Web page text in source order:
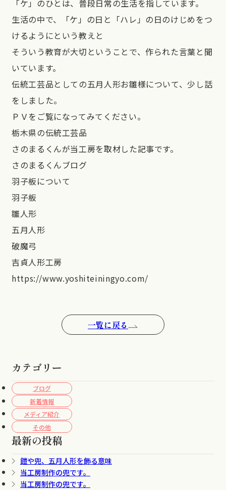
カテゴリー
ブログ
新着情報
メディア紹介
その他
最新の投稿
鎧や兜、五月人形を飾る意味
当工房制作の兜です。
当工房制作の兜です。
「ケ」のひとは、普段日常の生活を指しています。
生活の中で、「ケ」の日と「ハレ」の日のけじめをつ
けるようにという教えと
そういう教育が大切ということで、作られた言葉と聞
いています。
伝統工芸品としての五月人形お雛様について、少し話
をしました。
ＰＶをご覧になってみてください。
栃木県の伝統工芸品
さのまるくんが当工房を取材した記事です。
さのまるくんブログ
羽子板について
羽子板
雛人形
五月人形
破魔弓
吉貞人形工房
https://www.yoshiteiningyo.com/
一覧に戻る